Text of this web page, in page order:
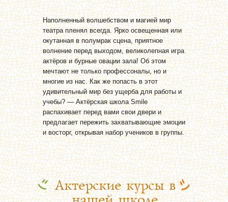
Наполненный волшебством и магией мир
театра пленял всегда. Ярко освещенная или
окутанная в полумрак сцена, приятное
волнение перед выходом, великолепная игра
актёров и бурные овации зала! Об этом
мечтают не только профессоналы, но и
многие из нас. Как же попасть в этот
удивительный мир без ущерба для работы и
учебы? — Актёрская школа Smile
распахивает перед вами свои двери и
предлагает пережить захватывающие эмоции
и восторг, открывая набор учеников в группы.
Актерские курсы в